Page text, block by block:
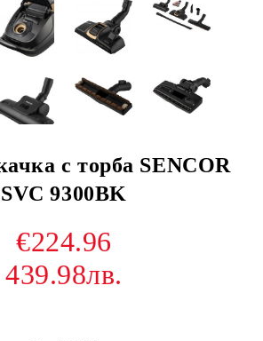
с торба SENCOR
SVC 9300BK
€224.96
439.98лв.